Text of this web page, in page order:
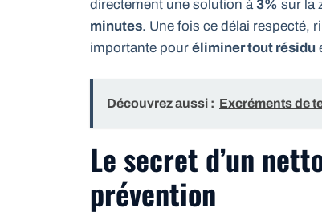
directement une solution à 3% sur la
minutes. Une fois ce délai respecté,
importante pour éliminer tout résidu
Découvrez aussi : Excréments de
Le secret d’un
prévention